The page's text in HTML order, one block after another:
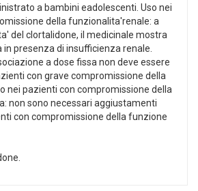
a bambini eadolescenti. Uso nei
della funzionalita'renale: a
del clortalidone, il medicinale mostra
presenza di insufficienza renale.
a dose fissa non deve essere
con grave compromissione della
nei pazienti con compromissione della
non sono necessari aggiustamenti
con compromissione della funzione